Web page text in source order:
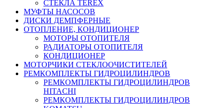
СТЁКЛА TEREX
МУФТЫ НАСОСОВ
ДИСКИ ДЕМПФЕРНЫЕ
ОТОПЛЕНИЕ, КОНДИЦИОНЕР
МОТОРЫ ОТОПИТЕЛЯ
РАДИАТОРЫ ОТОПИТЕЛЯ
КОНДИЦИОНЕР
МОТОРЧИКИ СТЕКЛООЧИСТИТЕЛЕЙ
РЕМКОМПЛЕКТЫ ГИДРОЦИЛИНДРОВ
РЕМКОМПЛЕКТЫ ГИДРОЦИЛИНДРОВ
HITACHI
РЕМКОМПЛЕКТЫ ГИДРОЦИЛИНДРОВ